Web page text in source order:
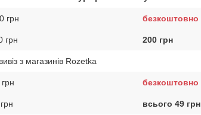
грн безкоштовно
грн 200 грн
з магазинів Rozetka
безкоштовно
всього 49 грн